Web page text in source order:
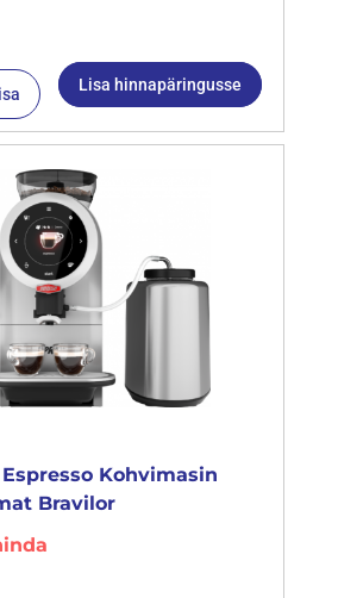
Lisa hinnapäringusse
Kohvimasin
Bravilor